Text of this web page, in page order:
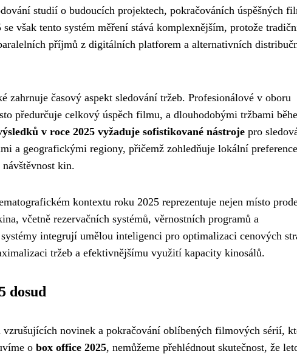
studií o budoucích projektech, pokračováních úspěšných
však tento systém měření stává komplexnějším, protože
příjmů z digitálních platforem a alternativních
časový aspekt sledování tržeb. Profesionálové v oboru
předurčuje celkový úspěch filmu, a dlouhodobými tržbami
v roce 2025 vyžaduje sofistikované nástroje pro
a geografickými regiony, přičemž zohledňuje lokální
kin.
kontextu roku 2025 reprezentuje nejen místo
včetně rezervačních systémů, věrnostních programů a
integrují umělou inteligenci pro optimalizaci cenových
tržeb a efektivnějšímu využití kapacity kinosálů.
dosud
vzrušujících novinek a pokračování oblíbených filmových sérií,
o box office 2025, nemůžeme přehlédnout skutečnost, že